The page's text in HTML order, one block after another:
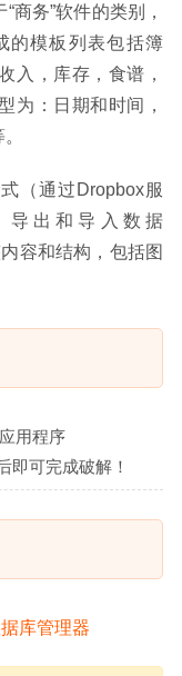
商务”软件的类别，
的模板列表包括簿
入，库存，食谱，
为：日期和时间，
（通过Dropbox服
导出和导入数据
容和结构，包括图
用程序
即可完成破解！